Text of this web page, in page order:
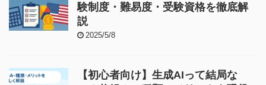
験制度・難易度・受験資格を徹底解
説
2025/5/8
【初心者向け】生成AIって結局な